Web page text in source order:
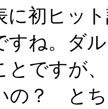
に初ヒッ
すね。ダ
とですが
の？ と